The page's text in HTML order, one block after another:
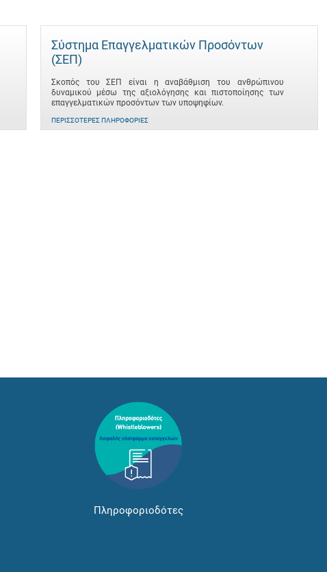
Σύστημα Επαγγελματικών Προσόντων
(ΣΕΠ)
Σκοπός του ΣΕΠ είναι η αναβάθμιση του ανθρώπινου
δυναμικού μέσω της αξιολόγησης και πιστοποίησης των
επαγγελματικών προσόντων των υποψηφίων.
ΠΕΡΙΣΣΌΤΕΡΕΣ ΠΛΗΡΟΦΟΡΊΕΣ
Πληροφοριοδότες